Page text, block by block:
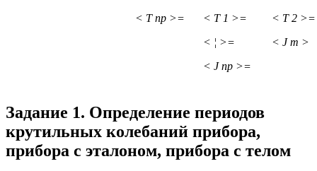
< Tпр >= < T 1 >=
< ¦ >=
< Jпр >=
< T2 >=
< Jт >
Задание 1. Определение периодов
крутильных колебаний прибора,
прибора с эталоном, прибора с телом